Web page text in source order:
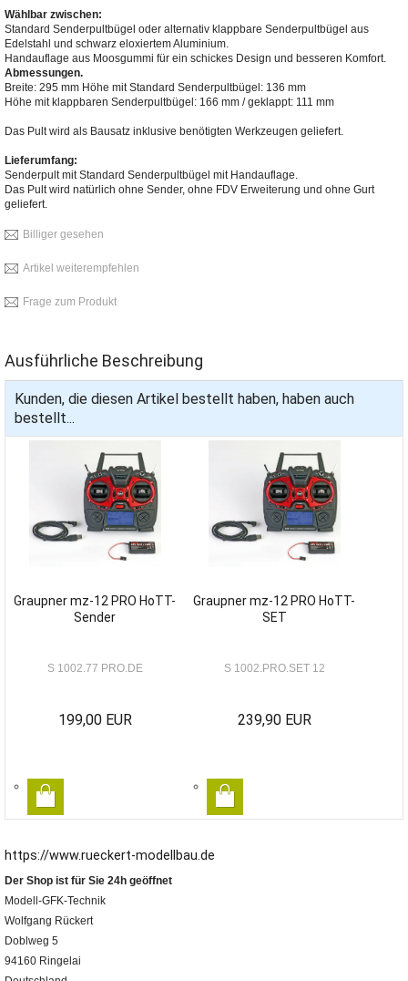
Wählbar zwischen:
Standard Senderpultbügel oder alternativ klappbare Senderpultbügel aus
Edelstahl und schwarz eloxiertem Aluminium.
Handauflage aus Moosgummi für ein schickes Design und besseren Komfort.
Abmessungen.
Breite: 295 mm Höhe mit Standard Senderpultbügel: 136 mm
Höhe mit klappbaren Senderpultbügel: 166 mm / geklappt: 111 mm
Das Pult wird als Bausatz inklusive benötigten Werkzeugen geliefert.
Lieferumfang:
Senderpult mit Standard Senderpultbügel mit Handauflage.
Das Pult wird natürlich ohne Sender, ohne FDV Erweiterung und ohne Gurt
geliefert.
Billiger gesehen
Artikel weiterempfehlen
Frage zum Produkt
Ausführliche Beschreibung
Kunden, die diesen Artikel bestellt haben, haben auch
bestellt...
Graupner mz-12 PRO HoTT-
Sender
S 1002.77 PRO.DE
199,00 EUR
Graupner mz-12 PRO HoTT-
SET
S 1002.PRO.SET 12
239,90 EUR
https://www.rueckert-modellbau.de
Der Shop ist für Sie 24h geöffnet
Modell-GFK-Technik
Wolfgang Rückert
Doblweg 5
94160 Ringelai